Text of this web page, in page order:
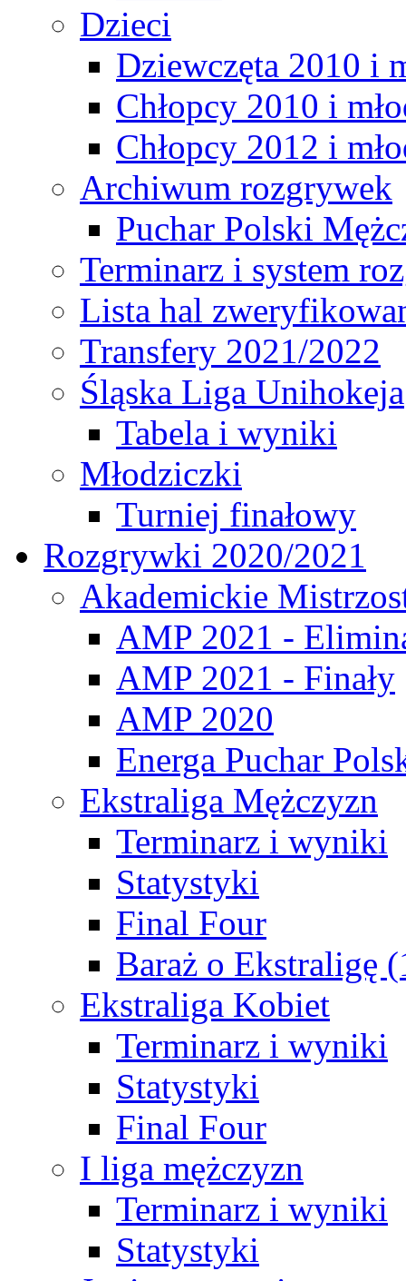
Dzieci
Dziewczęta 2010 i
Chłopcy 2010 i
Chłopcy 2012 i
Archiwum rozgrywek
Puchar Polski
Terminarz i system
Lista hal
Transfery 2021/2022
Śląska Liga Unihokeja
Tabela i wyniki
Młodziczki
Turniej finałowy
Rozgrywki 2020/2021
Akademickie
AMP 2021 -
AMP 2021 - Finały
AMP 2020
Energa Puchar
Ekstraliga Mężczyzn
Terminarz i wyniki
Statystyki
Final Four
Baraż o Ekstraligę
Ekstraliga Kobiet
Terminarz i wyniki
Statystyki
Final Four
I liga mężczyzn
Terminarz i wyniki
Statystyki